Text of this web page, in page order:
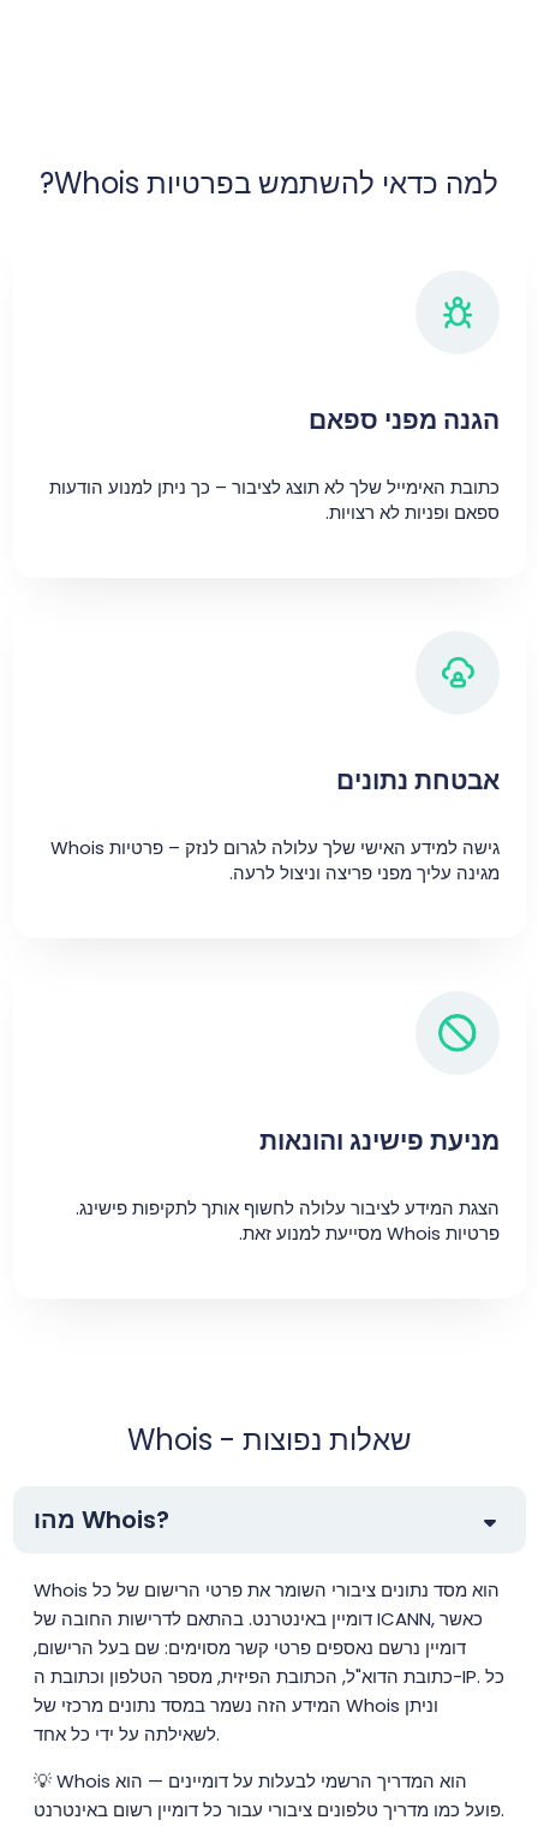
למה כדאי להשתמש בפרטיות Whois?
הגנה מפני ספאם
כתובת האימייל שלך לא תוצג לציבור – כך ניתן למנוע הודעות
ספאם ופניות לא רצויות.
אבטחת נתונים
גישה למידע האישי שלך עלולה לגרום לנזק – פרטיות Whois
מגינה עליך מפני פריצה וניצול לרעה.
מניעת פישינג והונאות
הצגת המידע לציבור עלולה לחשוף אותך לתקיפות פישינג.
פרטיות Whois מסייעת למנוע זאת.
Whois - שאלות נפוצות
מהו Whois?
Whois הוא מסד נתונים ציבורי השומר את פרטי הרישום של כל
דומיין באינטרנט. בהתאם לדרישות החובה של ICANN, כאשר
דומיין נרשם נאספים פרטי קשר מסוימים: שם בעל הרישום,
כתובת הדוא"ל, הכתובת הפיזית, מספר הטלפון וכתובת ה-IP. כל
המידע הזה נשמר במסד נתונים מרכזי של Whois וניתן
לשאילתה על ידי כל אחד.
💡 Whois הוא המדריך הרשמי לבעלות על דומיינים — הוא
פועל כמו מדריך טלפונים ציבורי עבור כל דומיין רשום באינטרנט.